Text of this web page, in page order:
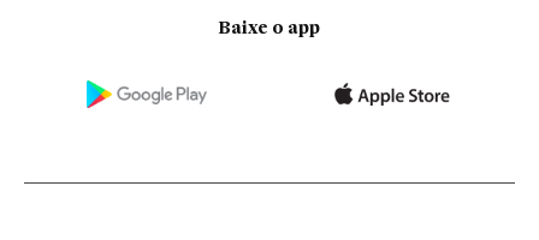
Baixe o app